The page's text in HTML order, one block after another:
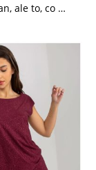
ale to, co …